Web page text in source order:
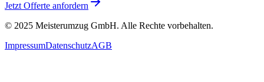
Jetzt Offerte anfordern
© 2025 Meisterumzug GmbH. Alle Rechte vorbehalten.
ImpressumDatenschutzAGB